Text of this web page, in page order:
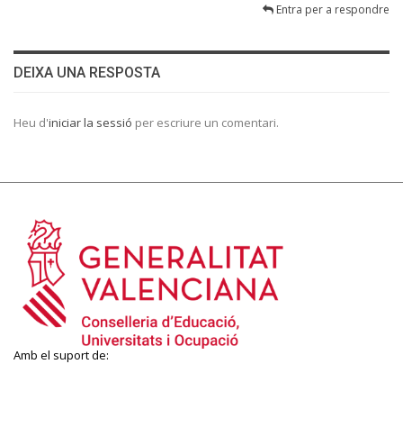
Entra per a respondre
DEIXA UNA RESPOSTA
Heu d'iniciar la sessió per escriure un comentari.
Amb el suport de: